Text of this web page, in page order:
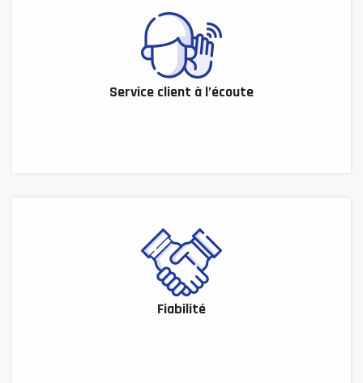
Service client à l’écoute
Fiabilité